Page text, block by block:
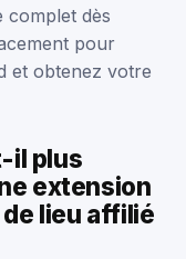
complet dès
pour
et obtenez votre
il plus
extension
de lieu affilié